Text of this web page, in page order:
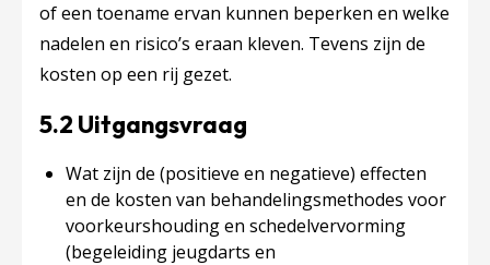
of een toename ervan kunnen beperken en welke
nadelen en risico’s eraan kleven. Tevens zijn de
kosten op een rij gezet.
5.2 Uitgangsvraag
Wat zijn de (positieve en negatieve) effecten
en de kosten van behandelingsmethodes voor
voorkeurshouding en schedelvervorming
(begeleiding jeugdarts en